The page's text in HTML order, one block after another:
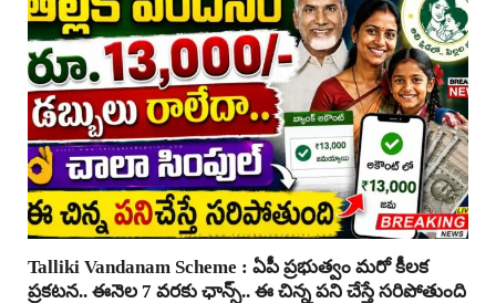
Talliki Vandanam Scheme : ఏపీ ప్రభుత్వం మరో కీలక
ప్రకటన.. ఈనెల 7 వరకు ఛాన్స్.. ఈ చిన్న పని చేస్తే సరిపోతుంది